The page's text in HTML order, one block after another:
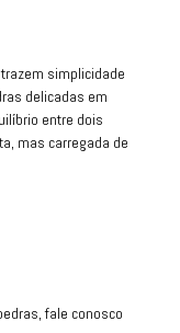
simplicidade
delicadas em
entre dois
mas carregada de
fale conosco